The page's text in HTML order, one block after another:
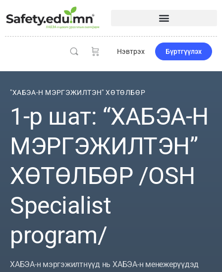
Нэвтрэх Бүртгүүлэх
"ХАБЭА-Н МЭРГЭЖИЛТЭН" ХӨТӨЛБӨР
1-р шат: “ХАБЭА-Н
МЭРГЭЖИЛТЭН”
ХӨТӨЛБӨР /OSH
Specialist
program/
ХАБЭА-н мэргэжилтнүүд нь ХАБЭА-н менежерүүдэд